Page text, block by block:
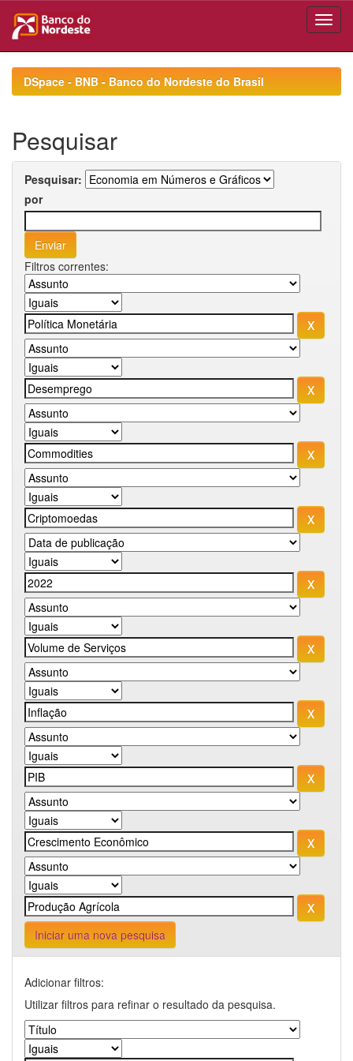
navigationDSpace - BNB - Banco do Nordeste do Brasil
Pesquisar
Pesquisar:
por
Filtros correntes:
Iniciar uma nova pesquisa
Adicionar filtros:
Utilizar filtros para refinar o resultado da pesquisa.